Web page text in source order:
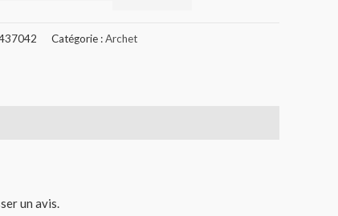
Catégorie :Archet
un avis.